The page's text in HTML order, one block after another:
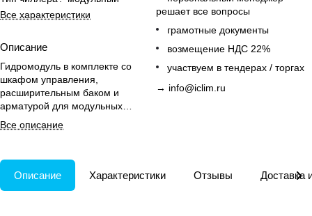
Все характеристики
Описание
Гидромодуль в комплекте со
шкафом управления,
расширительным баком и
арматурой для модульных
чиллеров; внутреннее
исполнение, 1 циркуляционный
Все описание
решает все вопросы
грамотные документы
возмещение НДС 22%
участвуем в тендерах / торгах
→ info@iclim.ru
Описание Характеристики Отзывы Доставка